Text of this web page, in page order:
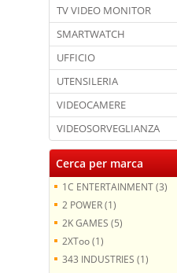
TV VIDEO MONITOR
SMARTWATCH
UFFICIO
UTENSILERIA
VIDEOCAMERE
VIDEOSORVEGLIANZA
Cerca per marca
1C ENTERTAINMENT (3)
2 POWER (1)
2K GAMES (5)
2XToo (1)
343 INDUSTRIES (1)